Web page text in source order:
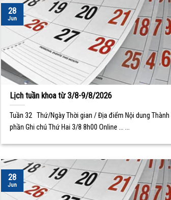
Lịch tuần khoa từ 3/8-9/8/2026
Tuần 32 Thứ/Ngày Thời gian / Địa điểm Nội dung Thành
phần Ghi chú Thứ Hai 3/8 8h00 Online ... ...
28
Jun
28
Jun